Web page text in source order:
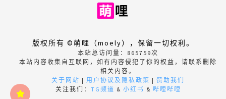
版权所有 ©萌哩（moely），保留一切权利。
本站总访问量： 865759次
本站内容收集自互联网，如有内容侵犯了你的权益，请联系删除
相关内容。
关于网站 | 用户协议及隐私政策 | 赞助我们
关注我们： TG频道 & 小红书 & 哔哩哔哩